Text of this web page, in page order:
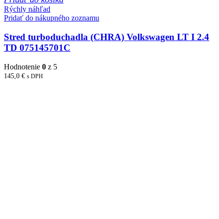
Rýchly náhľad
Pridať do nákupného zoznamu
Stred turboduchadla (CHRA) Volkswagen LT I 2.4
TD 075145701C
Hodnotenie 0 z 5
145,0 € s DPH